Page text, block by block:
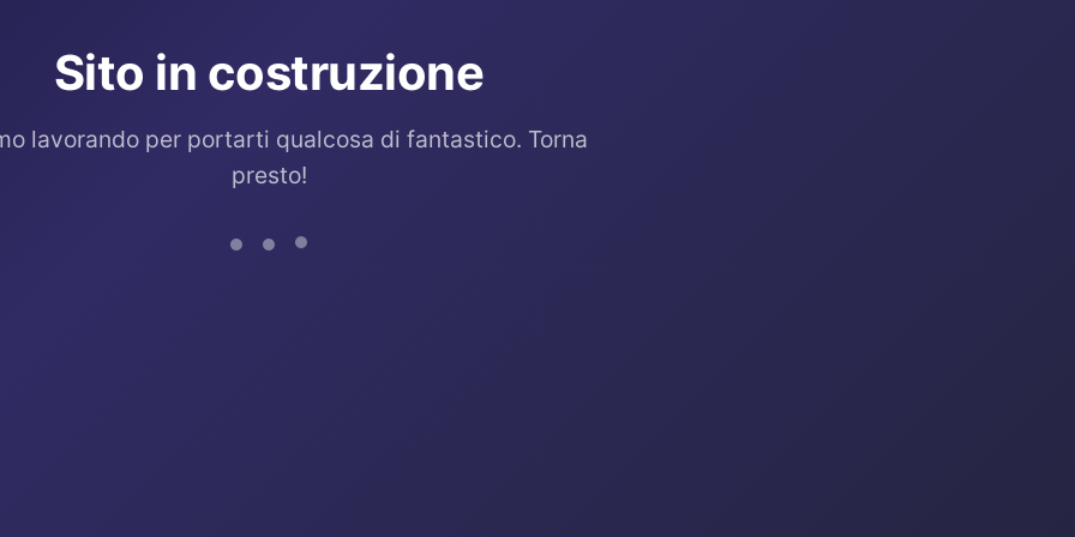
Sito in costruzione
lavorando per portarti qualcosa di fantastico. Torna
presto!